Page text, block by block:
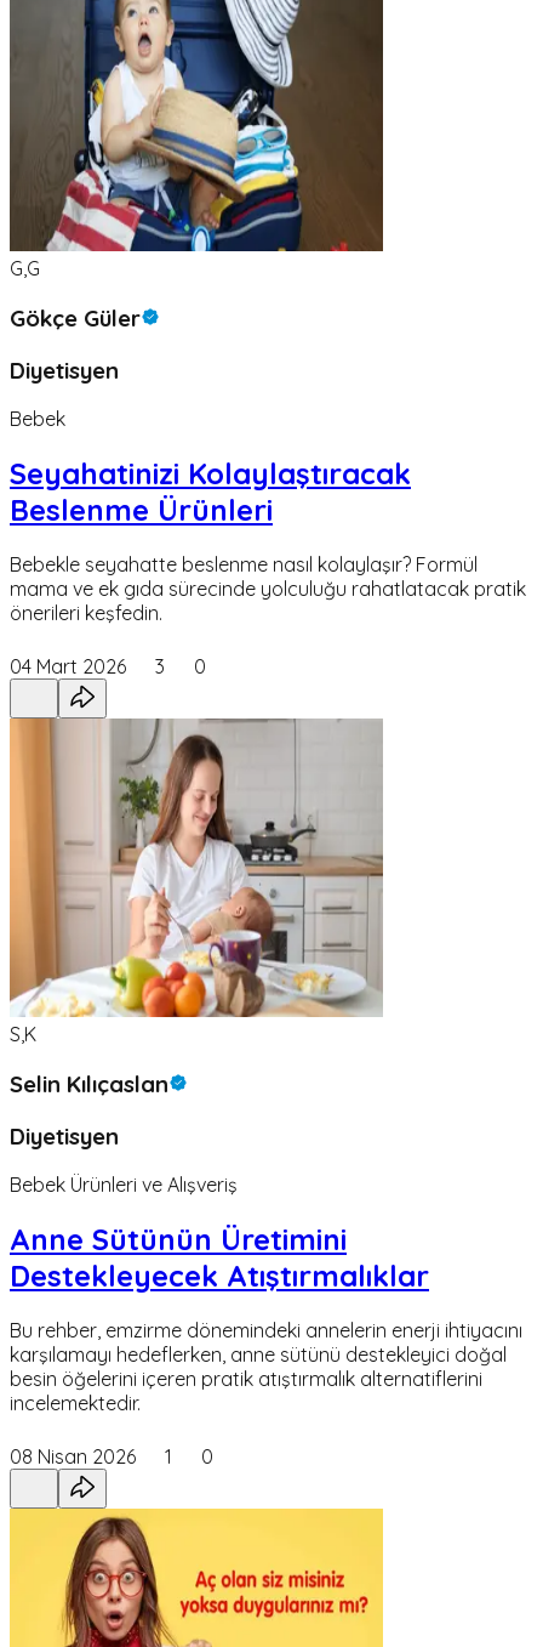
G,G
Gökçe Güler
Diyetisyen
Bebek
Seyahatinizi Kolaylaştıracak
Beslenme Ürünleri
Bebekle seyahatte beslenme nasıl kolaylaşır? Formül
mama ve ek gıda sürecinde yolculuğu rahatlatacak pratik
önerileri keşfedin.
04 Mart 2026 3 0
S,K
Selin Kılıçaslan
Diyetisyen
Bebek Ürünleri ve Alışveriş
Anne Sütünün Üretimini
Destekleyecek Atıştırmalıklar
Bu rehber, emzirme dönemindeki annelerin enerji ihtiyacını
karşılamayı hedeflerken, anne sütünü destekleyici doğal
besin öğelerini içeren pratik atıştırmalık alternatiflerini
incelemektedir.
08 Nisan 2026 1 0